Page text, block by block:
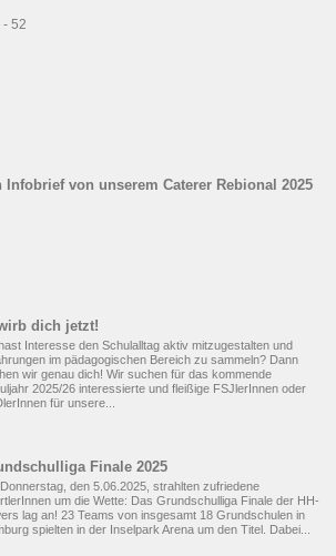
52
Infobrief von unserem Caterer Rebional 2025
dich jetzt!
Interesse den Schulalltag aktiv mitzugestalten und
im pädagogischen Bereich zu sammeln? Dann
wir genau dich! Wir suchen für das kommende
2025/26 interessierte und fleißige FSJlerInnen oder
für unsere...
Finale 2025
den 5.06.2025, strahlten zufriedene
um die Wette: Das Grundschulliga Finale der HH-
lag an! 23 Teams von insgesamt 18 Grundschulen in
spielten in der Inselpark Arena um den Titel. Dabei...